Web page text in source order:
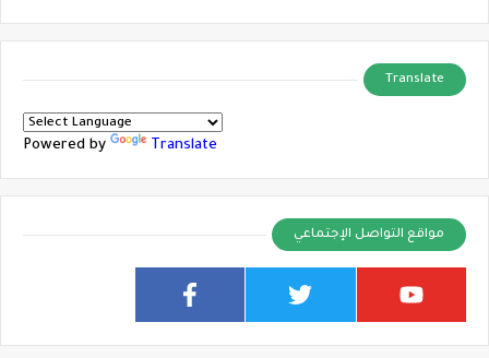
Translate
Powered by Translate
مواقع التواصل الإجتماعي